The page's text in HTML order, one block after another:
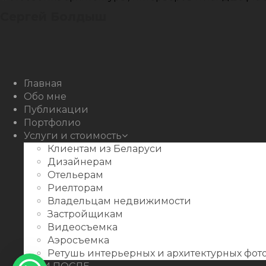
Behance
Главная
Обо мне
Публикации
Портфолио
Услуги и стоимость
Клиентам из Беларуси
Дизайнерам
Отельерам
Риелторам
Владельцам недвижимости
Застройщикам
Видеосъемка
Аэросъемка
Ретушь интерьерных и архитектурных